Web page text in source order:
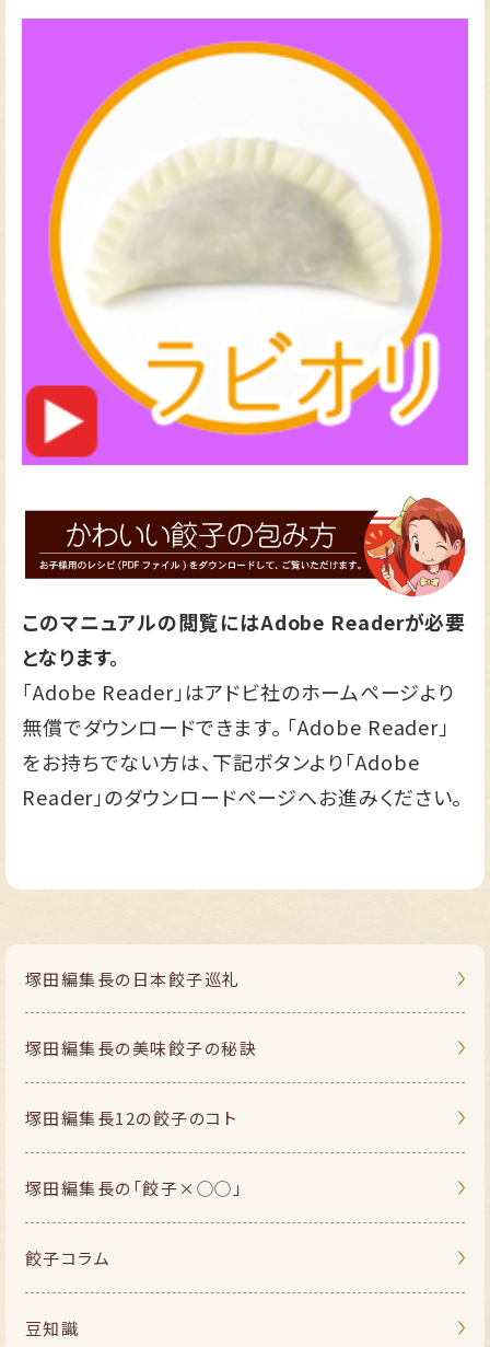
このマニュアルの閲覧にはAdobe Readerが必要
となります。
「Adobe Reader」はアドビ社のホームページより
無償でダウンロードできます。 「Adobe Reader」
をお持ちでない方は、下記ボタンより「Adobe
Reader」のダウンロードページへお進みください。
塚田編集長の 日本餃子巡礼
塚田編集長の美味餃子の秘訣
塚田編集長12の餃子のコト
塚田編集長の 「餃子×◯◯」
餃子コラム
豆知識